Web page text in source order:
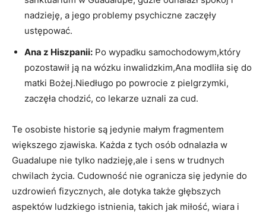
⁤nadzieję, a jego‌ problemy psychiczne⁢ zaczęły
ustępować.
Ana z Hiszpanii: Po wypadku samochodowym,który
pozostawił⁤ ją na wózku ‍inwalidzkim,Ana modliła się do⁣
matki Bożej.Niedługo po powrocie z pielgrzymki,‍
zaczęła chodzić, co lekarze uznali ‍za cud.
Te osobiste historie są⁣ jedynie małym fragmentem​
większego ‌zjawiska. Każda z tych osób odnalazła⁢ w
Guadalupe nie ⁢tylko nadzieję,ale i sens‍ w trudnych
chwilach życia. Cudowność nie ogranicza się jedynie do
uzdrowień fizycznych, ale dotyka także głębszych
aspektów ludzkiego istnienia, takich jak miłość, wiara i